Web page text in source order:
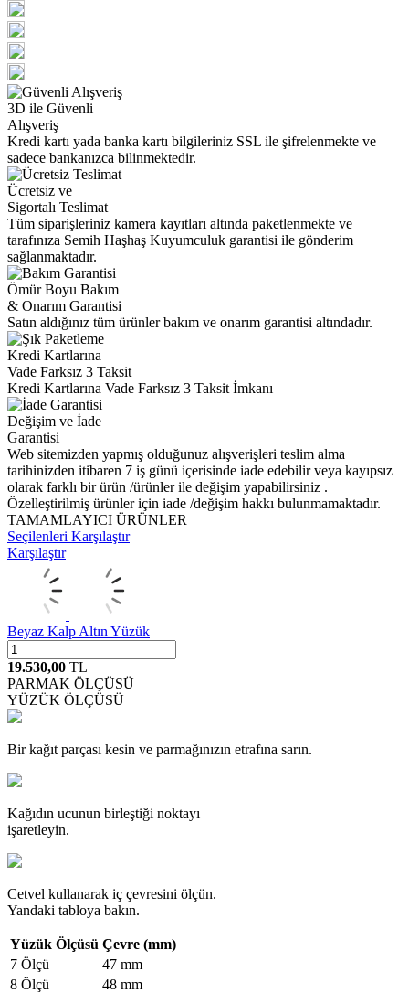
3D ile Güvenli
Alışveriş
Kredi kartı yada banka kartı bilgileriniz SSL ile şifrelenmekte ve
sadece bankanızca bilinmektedir.
Ücretsiz ve
Sigortalı Teslimat
Tüm siparişleriniz kamera kayıtları altında paketlenmekte ve
tarafınıza Semih Haşhaş Kuyumculuk garantisi ile gönderim
sağlanmaktadır.
Ömür Boyu Bakım
& Onarım Garantisi
Satın aldığınız tüm ürünler bakım ve onarım garantisi altındadır.
Kredi Kartlarına
Vade Farksız 3 Taksit
Kredi Kartlarına Vade Farksız 3 Taksit İmkanı
Değişim ve İade
Garantisi
Web sitemizden yapmış olduğunuz alışverişleri teslim alma
tarihinizden itibaren 7 iş günü içerisinde iade edebilir veya kayıpsız
olarak farklı bir ürün /ürünler ile değişim yapabilirsiniz .
Özelleştirilmiş ürünler için iade /değişim hakkı bulunmamaktadır.
TAMAMLAYICI ÜRÜNLER
Seçilenleri Karşılaştır
Karşılaştır
Beyaz Kalp Altın Yüzük
19.530,00 TL
PARMAK ÖLÇÜSÜ
YÜZÜK ÖLÇÜSÜ
Bir kağıt parçası kesin ve parmağınızın etrafına sarın.
Kağıdın ucunun birleştiği noktayı
işaretleyin.
Cetvel kullanarak iç çevresini ölçün.
Yandaki tabloya bakın.
Yüzük Ölçüsü Çevre (mm)
7 Ölçü
47 mm
8 Ölçü
48 mm